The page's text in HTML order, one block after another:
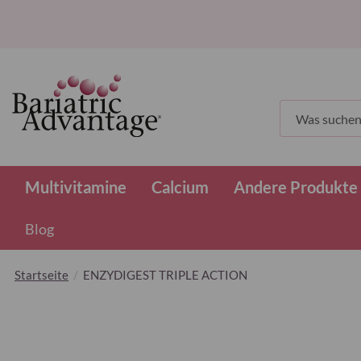
Suchen
Multivitamine Calcium Andere Produkte
Blog
Startseite ENZYDIGEST TRIPLE ACTION